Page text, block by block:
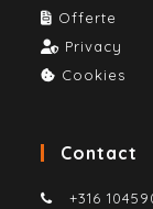
Offerte
Privacy
Cookies
Contact
+316